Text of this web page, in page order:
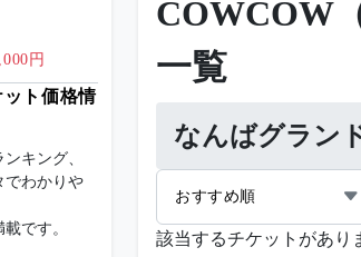
COWCOW
一覧
なんばグラン
おすすめ順
該当するチケットがあり
円
ト価格情
キング、
でわかりや
です。